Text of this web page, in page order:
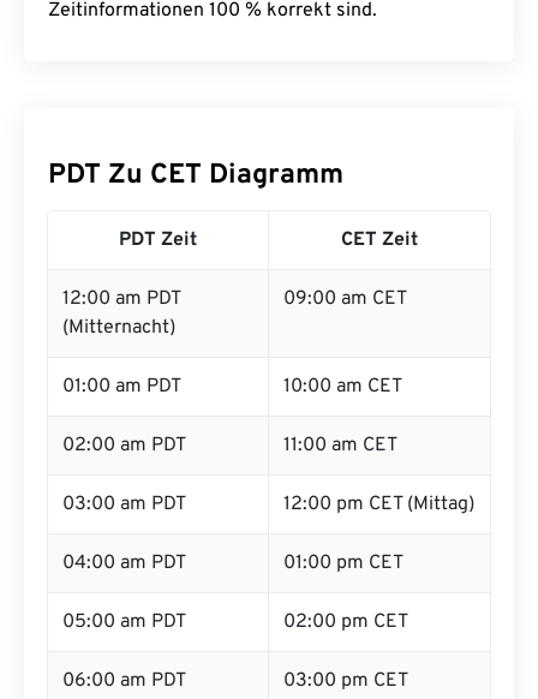
Zeitinformationen 100 % korrekt sind.
PDT Zu CET Diagramm
PDT Zeit CET Zeit
12:00 am PDT
(Mitternacht)
09:00 am CET
01:00 am PDT 10:00 am CET
02:00 am PDT 11:00 am CET
03:00 am PDT 12:00 pm CET (Mittag)
04:00 am PDT 01:00 pm CET
05:00 am PDT 02:00 pm CET
06:00 am PDT 03:00 pm CET